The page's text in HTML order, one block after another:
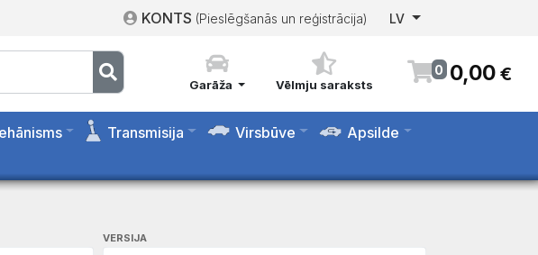
KONTS (Pieslēgšanās un reģistrācija) LV
Garāža Vēlmju saraksts
0 0,00 €
Transmisija Virsbūve
Apsilde
VERSIJA